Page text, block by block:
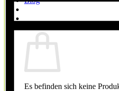
Es befinden sich keine